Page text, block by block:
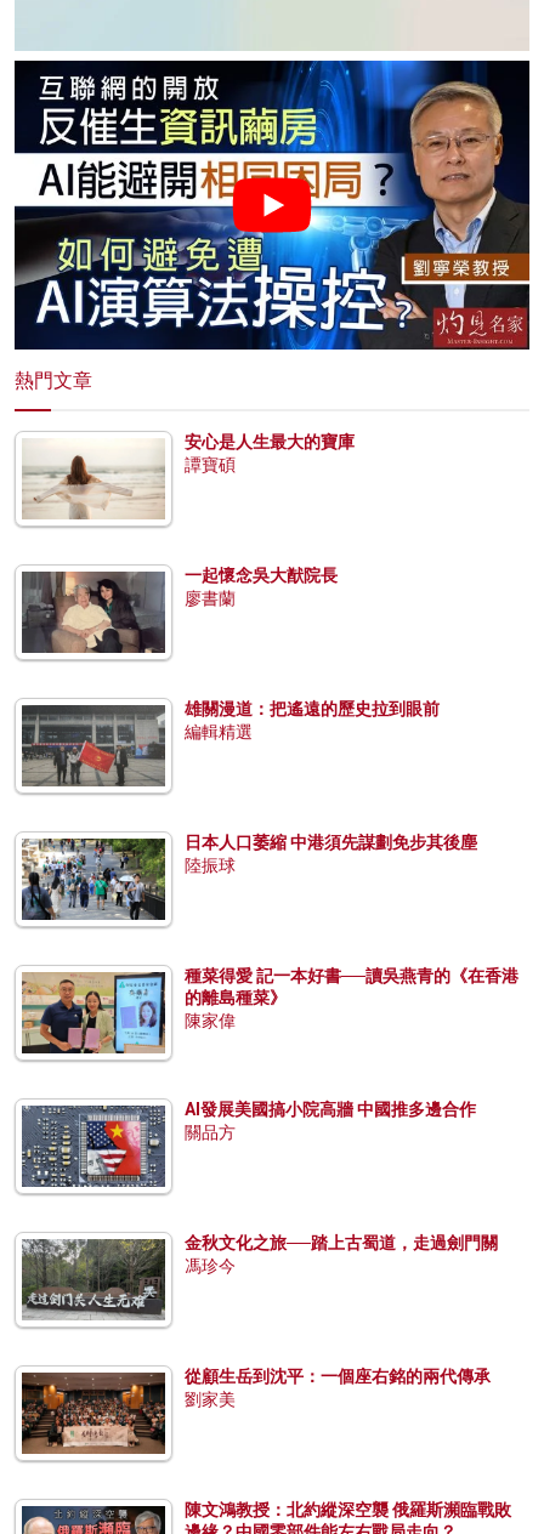
熱門文章
安心是人生最大的寶庫
譚寶碩
一起懷念吳大猷院長
廖書蘭
雄關漫道：把遙遠的歷史拉到眼前
編輯精選
日本人口萎縮 中港須先謀劃免步其後塵
陸振球
種菜得愛 記一本好書──讀吳燕青的《在香港
的離島種菜》
陳家偉
AI發展美國搞小院高牆 中國推多邊合作
關品方
金秋文化之旅──踏上古蜀道，走過劍門關
馮珍今
從顧生岳到沈平：一個座右銘的兩代傳承
劉家美
陳文鴻教授：北約縱深空襲 俄羅斯瀕臨戰敗